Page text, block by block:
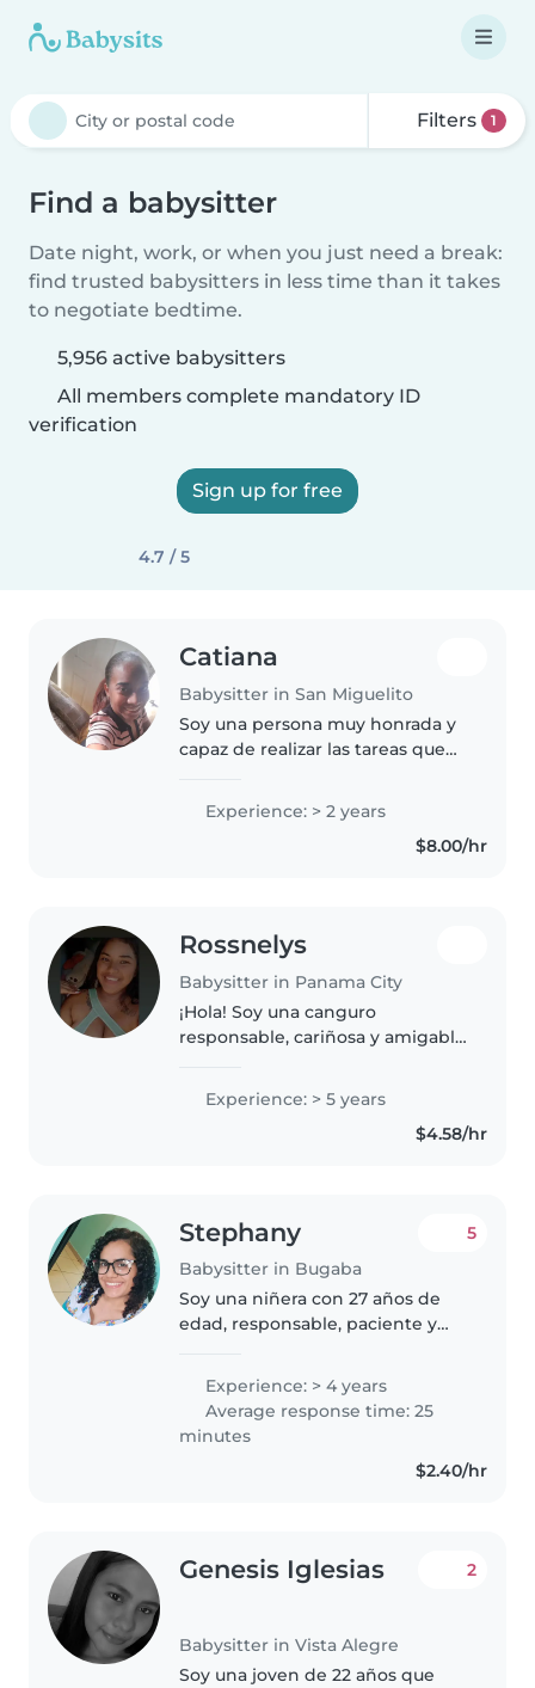
Filters 1
Find a babysitter
Date night, work, or when you just need a break:
find trusted babysitters in less time than it takes
to negotiate bedtime.
5,956 active babysitters
All members complete mandatory ID
verification
Sign up for free
4.7 / 5
Catiana
Babysitter in San Miguelito
Soy una persona muy honrada y
capaz de realizar las tareas que
dedicación, además maestra de
grado para servirles y con
muchas ganas de trabajar para el
Experience: > 2 years
$8.00/hr
Rossnelys
Babysitter in Panama City
¡Hola! Soy una canguro
responsable, cariñosa y amigable
todas las edades. Me encanta
Experience: > 5 years
$4.58/hr
Stephany
Babysitter in Bugaba
5
Soy una niñera con 27 años de
edad, responsable, paciente y
trabajar por horas, algunos días o
fines de semana. Cuento con 4
años de experiencia cuidando..
Experience: > 4 years
Average response time: 25
minutes
$2.40/hr
Genesis Iglesias
Babysitter in Vista Alegre
2
Soy una joven de 22 años que